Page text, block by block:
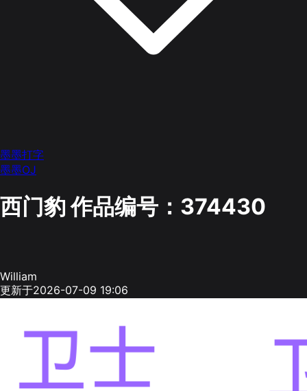
墨墨打字
墨墨OJ
西门豹作品编号：374430
William
更新于2026-07-09 19:06